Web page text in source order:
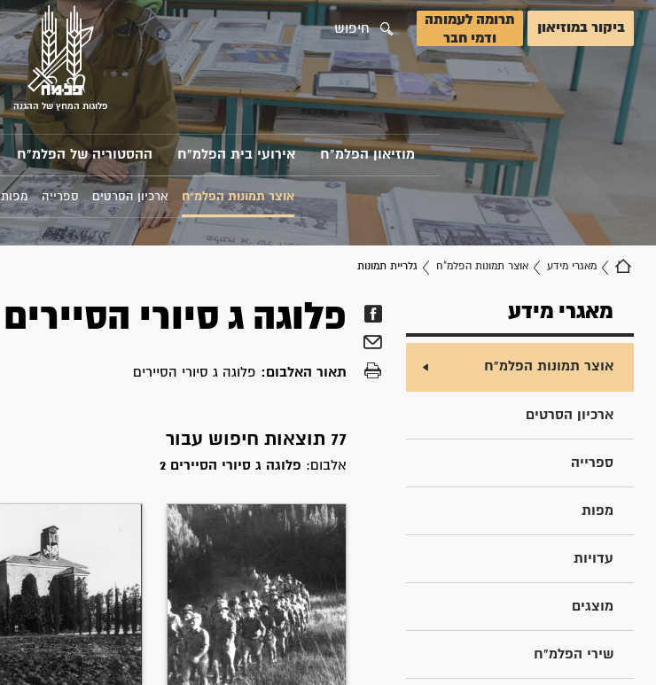
ביקור במוזיאון
תרומה לעמותה
ודמי חבר
חיפוש
פלוגות המחץ של ההגנה
מוזיאון הפלמ"ח אירועי בית הפלמ"ח ההסטוריה של הפלמ"ח
אוצר תמונות הפלמ"ח ארכיון הסרטים ספרייה מפות
מאגרי מידע אוצר תמונות הפלמ"ח גלריית תמונות
מאגרי מידע
אוצר תמונות הפלמ"ח
ארכיון הסרטים
ספרייה
מפות
עדויות
מוצגים
שירי הפלמ"ח
פלוגה ג סיורי הסיירים 2
תאור האלבום: פלוגה ג סיורי הסיירים
77 תוצאות חיפוש עבור
אלבום: פלוגה ג סיורי הסיירים 2